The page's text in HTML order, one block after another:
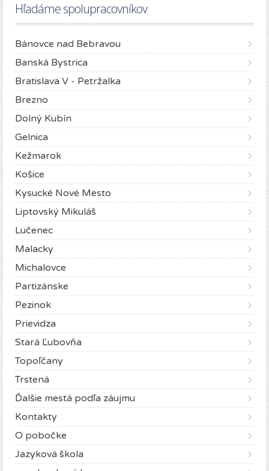
Hľadáme spolupracovníkov
Bánovce nad Bebravou
Banská Bystrica
Bratislava V - Petržalka
Brezno
Dolný Kubín
Gelnica
Kežmarok
Košice
Kysucké Nové Mesto
Liptovský Mikuláš
Lučenec
Malacky
Michalovce
Partizánske
Pezinok
Prievidza
Stará Ľubovňa
Topoľčany
Trstená
Ďalšie mestá podľa záujmu
Kontakty
O pobočke
Jazyková škola